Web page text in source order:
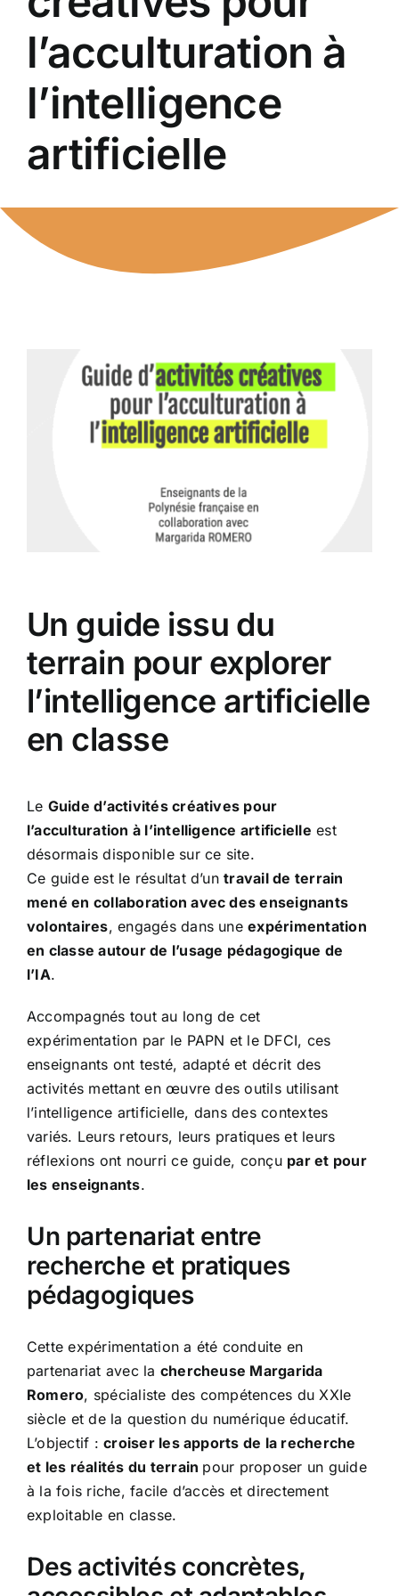
ENT NATI
SDN
RESSOURCES
l’acculturation à
l’intelligence
artificielle
Un guide issu du
terrain pour explorer
l’intelligence artificielle
en classe
Le Guide d’activités créatives pour
l’acculturation à l’intelligence artificielle est
désormais disponible sur ce site.
Ce guide est le résultat d’untravail de terrain
mené en collaboration avec des enseignants
volontaires, engagés dans uneexpérimentation
en classe autour de l’usage pédagogique de
l’IA.
Accompagnés tout au long de cet
expérimentation par le PAPN et le DFCI, ces
enseignants ont testé, adapté et décrit des
activités mettant en œuvre des outils utilisant
l’intelligence artificielle, dans des contextes
variés. Leurs retours, leurs pratiques et leurs
réflexions ont nourri ce guide, conçu par et pour
les enseignants.
Un partenariat entre
recherche et pratiques
pédagogiques
Cette expérimentation a été conduite en
partenariat avec la chercheuse Margarida
Romero, spécialiste des compétences du XXIe
siècle et de la question du numérique éducatif.
L’objectif :croiser les apports de la recherche
et les réalités du terrain pour proposer un guide
à la fois riche, facile d’accès et directement
exploitable en classe.
Des activités concrètes,